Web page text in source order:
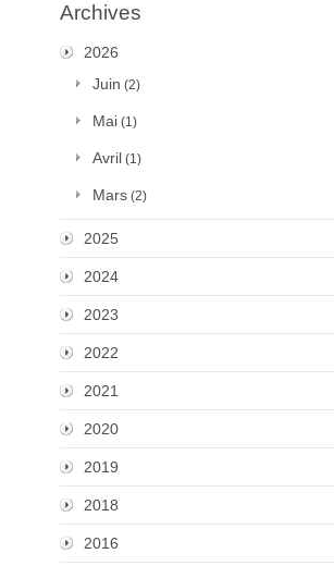
Archives
2026
Juin (2)
Mai (1)
Avril (1)
Mars (2)
2025
2024
2023
2022
2021
2020
2019
2018
2016